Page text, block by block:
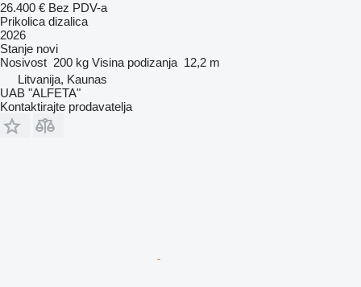
26.400 € Bez PDV-a
Prikolica dizalica
2026
Stanje novi
Nosivost 200 kg Visina podizanja 12,2 m
Litvanija, Kaunas
UAB "ALFETA"
Kontaktirajte prodavatelja